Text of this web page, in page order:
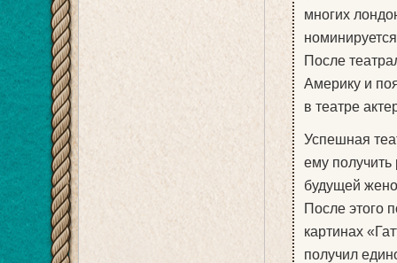
многих
После
Америку и
в театре
Успешная
ему
будущей
После этого
картинах
получил